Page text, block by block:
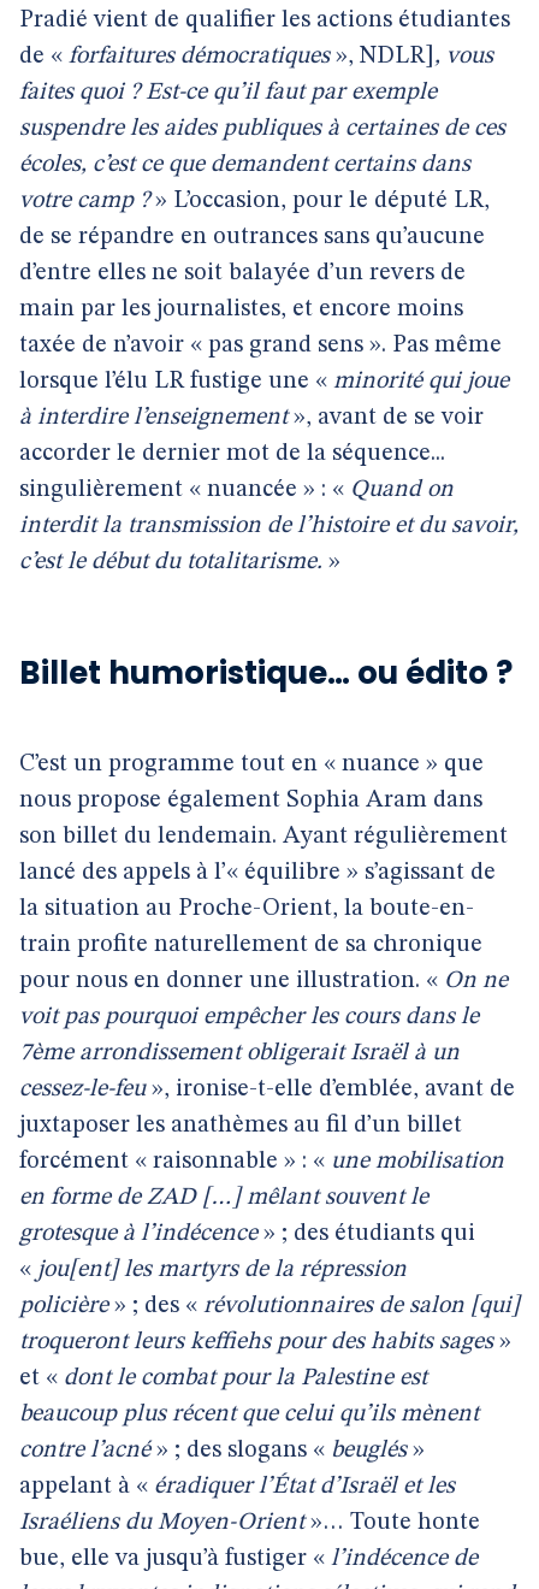
Pradié vient de qualifier les actions étudiantes
de « forfaitures démocratiques», NDLR] , vous
faites quoi ? Est-ce qu’il faut par exemple
suspendre les aides publiques à certaines de ces
écoles, c’est ce que demandent certains dans
votre camp ?» L’occasion, pour le député LR,
de se répandre en outrances sans qu’aucune
d’entre elles ne soit balayée d’un revers de
main par les journalistes, et encore moins
taxée de n’avoir « pas grand sens ». Pas même
lorsque l’élu LR fustige une « minorité qui joue
à interdire l’enseignement», avant de se voir
accorder le dernier mot de la séquence...
singulièrement « nuancée » : « Quand on
interdit la transmission de l’histoire et du savoir,
c’est le début du totalitarisme. »
Billet humoristique… ou édito ?
C’est un programme tout en « nuance » que
nous propose également Sophia Aram dans
son billet du lendemain. Ayant régulièrement
lancé des appels à l’« équilibre » s’agissant de
la situation au Proche-Orient, la boute-en-
train profite naturellement de sa chronique
pour nous en donner une illustration. « On ne
voit pas pourquoi empêcher les cours dans le
7ème arrondissement obligerait Israël à un
cessez-le-feu», ironise-t-elle d’emblée, avant de
juxtaposer les anathèmes au fil d’un billet
forcément « raisonnable » : « une mobilisation
en forme de ZAD […] mêlant souvent le
grotesque à l’indécence» ; des étudiants qui
« jou[ent] les martyrs de la répression
policière» ; des « révolutionnaires de salon [qui]
troqueront leurs keffiehs pour des habits sages»
et « dont le combat pour la Palestine est
beaucoup plus récent que celui qu’ils mènent
contre l’acné» ; des slogans « beuglés»
appelant à « éradiquer l’État d’Israël et les
Israéliens du Moyen-Orient»… Toute honte
bue, elle va jusqu’à fustiger « l’indécence de